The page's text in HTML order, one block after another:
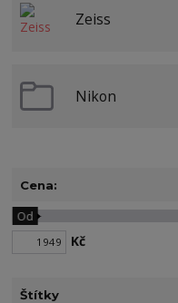
Zeiss
Nikon
Cena:
Kč
Od
Štítky